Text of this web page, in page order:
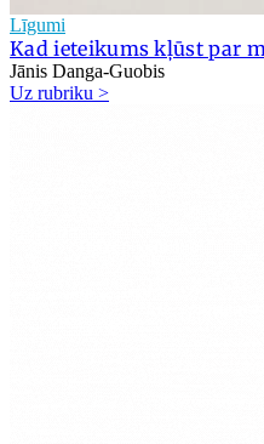
Līgumi
Kad ieteikums kļūst par
Jānis Danga-Guobis
Uz rubriku >